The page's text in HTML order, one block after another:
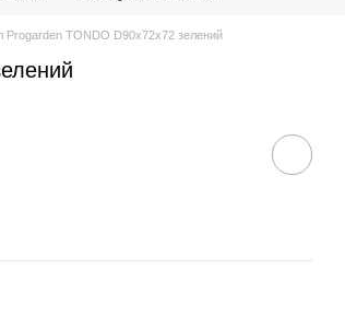
Progarden TONDO D90x72x72 зелений